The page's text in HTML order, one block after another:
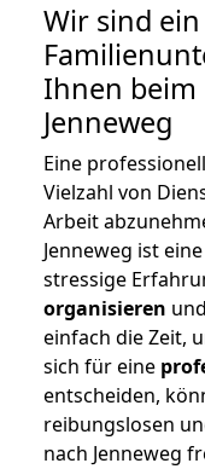
Wir sind ein
Ihnen beim
Jenneweg
Eine
Vielzahl von
Arbeit
Jenneweg ist
stressige
organisieren
einfach die Zeit,
sich für eine
entscheiden,
reibungslosen
nach Jenneweg